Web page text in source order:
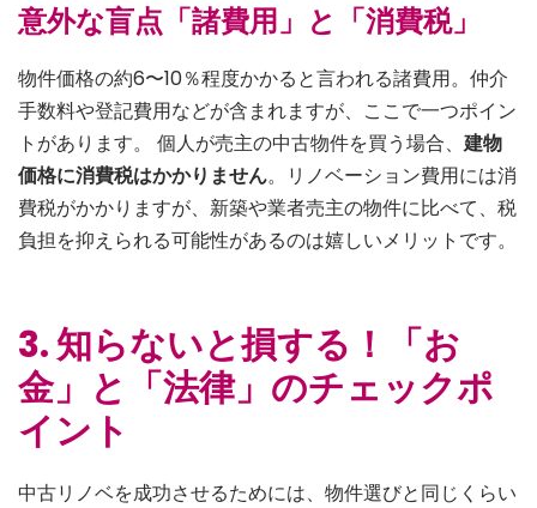
意外な盲点「諸費用」と「消費税」
物件価格の約6〜10％程度かかると言われる諸費用。仲介
手数料や登記費用などが含まれますが、ここで一つポイン
トがあります。 個人が売主の中古物件を買う場合、建物
価格に消費税はかかりません。リノベーション費用には消
費税がかかりますが、新築や業者売主の物件に比べて、税
負担を抑えられる可能性があるのは嬉しいメリットです。
3. 知らないと損する！「お
金」と「法律」のチェックポ
イント
中古リノベを成功させるためには、物件選びと同じくらい